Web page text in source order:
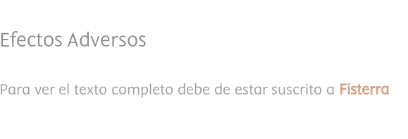
Efectos Adversos
Para ver el texto completo debe de estar suscrito a Fisterra